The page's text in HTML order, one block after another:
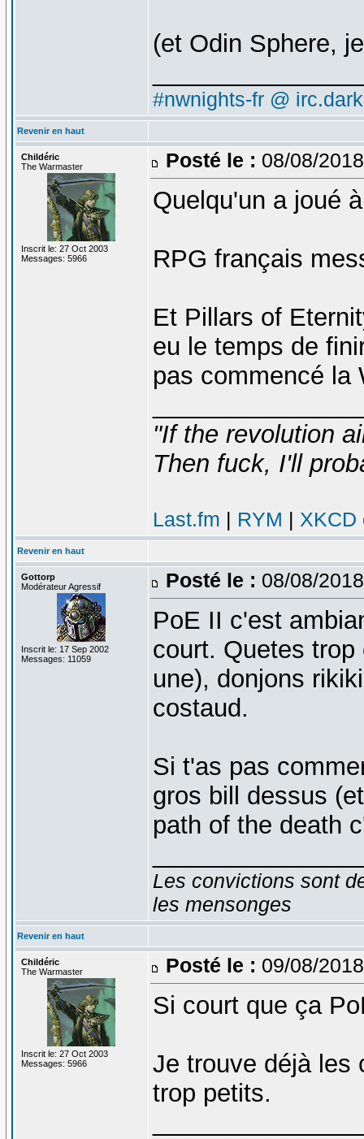
(et Odin Sphere,
#nwnights-fr @
Revenir en haut
Childéric
The Warmaster
Inscrit le: 27 Oct 2003
Messages: 5966
Posté le : 08/08/
Quelqu'un a joué
RPG français
Et Pillars of
eu le temps de
pas commencé la
"If the revolution
Then fuck, I'll
Last.fm | RYM | XKCD
Revenir en haut
Gottorp
Modérateur Agressif
Inscrit le: 17 Sep 2002
Messages: 11059
Posté le : 08/08/
PoE II c'est
court. Quetes
une), donjons
costaud.
Si t'as pas
gros bill dessus
path of the death
Les convictions sont
les mensonges
Revenir en haut
Childéric
The Warmaster
Inscrit le: 27 Oct 2003
Messages: 5966
Posté le : 09/08/
Si court que ça
Je trouve déjà les
trop petits.